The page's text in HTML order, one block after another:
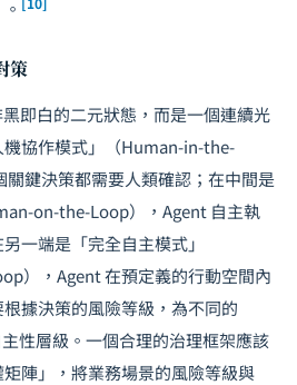
策
即白的二元狀態，而是一個連續光
協作模式」（Human-in-the-
鍵決策都需要人類確認；在中間是
on-the-Loop），Agent 自主執
一端是「完全自主模式」
），Agent 在預定義的行動空間內
據決策的風險等級，為不同的
性層級。一個合理的治理框架應該
陣」，將業務場景的風險等級與